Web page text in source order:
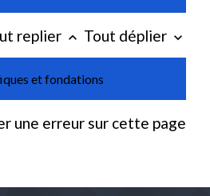
replier keyboard_arrow_up Tout déplier keyboard_arrow_down
et fondations
une erreur sur cette page